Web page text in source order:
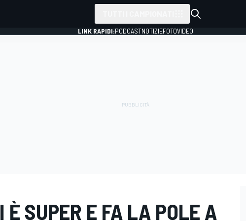
LINK RAPIDI:PODCASTNOTIZIEFOTOVIDEO
SUPER E FA LA POLE A